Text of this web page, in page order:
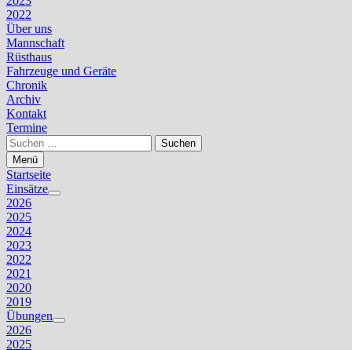
2022
Über uns
Mannschaft
Rüsthaus
Fahrzeuge und Geräte
Chronik
Archiv
Kontakt
Termine
Suchen
nach:
Menü
Startseite
Einsätze
Untermenü
2026
2025
2024
2023
2022
2021
2020
2019
Übungen
Untermenü
2026
2025